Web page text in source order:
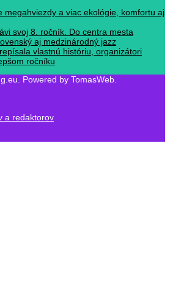
megahviezdy a viac ekológie, komfortu aj
svoj 8. ročník. Do centra mesta
aj medzinárodný jazz
vlastnú históriu, organizátori
ročníku
Powered by TomasWeb.
a redaktorov